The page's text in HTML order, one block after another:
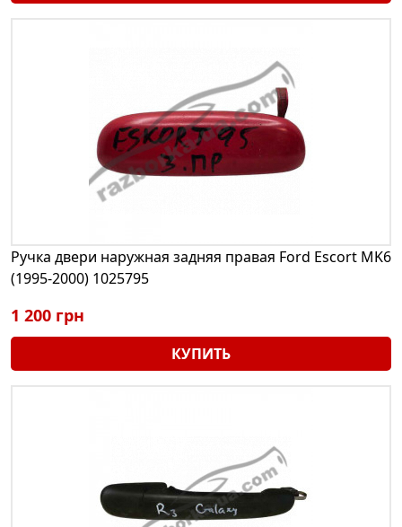
Ручка двери наружная задняя правая Ford Escort MK6
(1995-2000) 1025795
1 200 грн
КУПИТЬ